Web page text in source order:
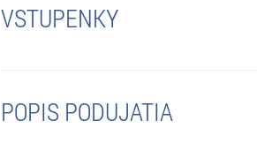
VSTUPENKY
POPIS PODUJATIA